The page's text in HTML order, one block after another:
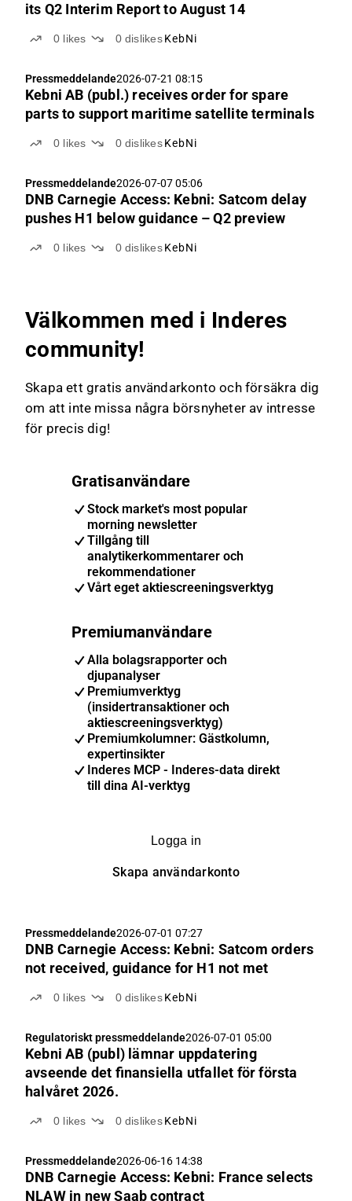
its Q2 Interim Report to August 14
0 likes 0 dislikes KebNi
Pressmeddelande2026-07-21 08:15
Kebni AB (publ.) receives order for spare
parts to support maritime satellite terminals
0 likes 0 dislikes KebNi
Pressmeddelande2026-07-07 05:06
DNB Carnegie Access: Kebni: Satcom delay
pushes H1 below guidance – Q2 preview
0 likes 0 dislikes KebNi
Välkommen med i Inderes
community!
Skapa ett gratis användarkonto och försäkra dig
om att inte missa några börsnyheter av intresse
för precis dig!
Gratisanvändare
Stock market's most popular
morning newsletter
Tillgång till
analytikerkommentarer och
rekommendationer
Vårt eget aktiescreeningsverktyg
Premiumanvändare
Alla bolagsrapporter och
djupanalyser
Premiumverktyg
(insidertransaktioner och
aktiescreeningsverktyg)
Premiumkolumner: Gästkolumn,
expertinsikter
Inderes MCP - Inderes-data direkt
till dina AI-verktyg
Logga in
Skapa användarkonto
Pressmeddelande2026-07-01 07:27
DNB Carnegie Access: Kebni: Satcom orders
not received, guidance for H1 not met
0 likes 0 dislikes KebNi
Regulatoriskt pressmeddelande2026-07-01 05:00
Kebni AB (publ) lämnar uppdatering
avseende det finansiella utfallet för första
halvåret 2026.
0 likes 0 dislikes KebNi
Pressmeddelande2026-06-16 14:38
DNB Carnegie Access: Kebni: France selects
NLAW in new Saab contract